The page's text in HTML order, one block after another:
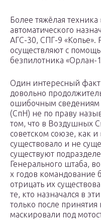
Более тяжёлая
автоматического
АГС-30, СПГ-9 «Копье».
осуществляют с
безпилотника «Орлан-
Один интересный
довольно
ошибочным сведениям
(СпН) не по праву
том, что в Воздушных
советском союзе, как и
существовало и не
существуют
Генерального штаба,
х годов командование
отрицать их
те, кто назначался в
только после
маскировали под